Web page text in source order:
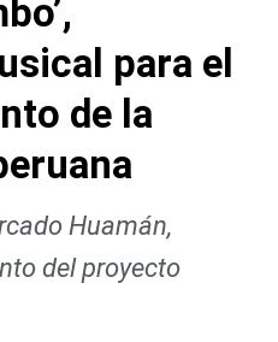
para el
de la
Huamán,
del proyecto